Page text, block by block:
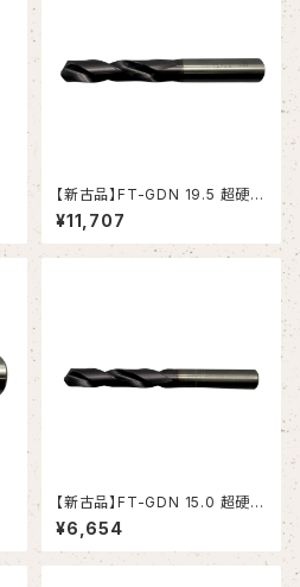
【新古品】FT-GDN 19.5 超硬ド
リル (OSG)
¥11,707
【新古品】FT-GDN 15.0 超硬ド
リル (OSG)
¥6,654